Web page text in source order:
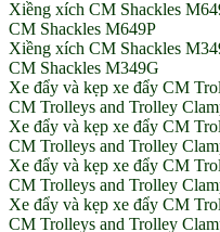
Xiềng xích CM Shackles
CM Shackles M649P
Xiềng xích CM Shackles
CM Shackles M349G
Xe đẩy và kẹp xe đẩy CM
CM Trolleys and Trolley
Xe đẩy và kẹp xe đẩy CM
CM Trolleys and Trolley
Xe đẩy và kẹp xe đẩy CM
CM Trolleys and Trolley
Xe đẩy và kẹp xe đẩy CM
CM Trolleys and Trolley